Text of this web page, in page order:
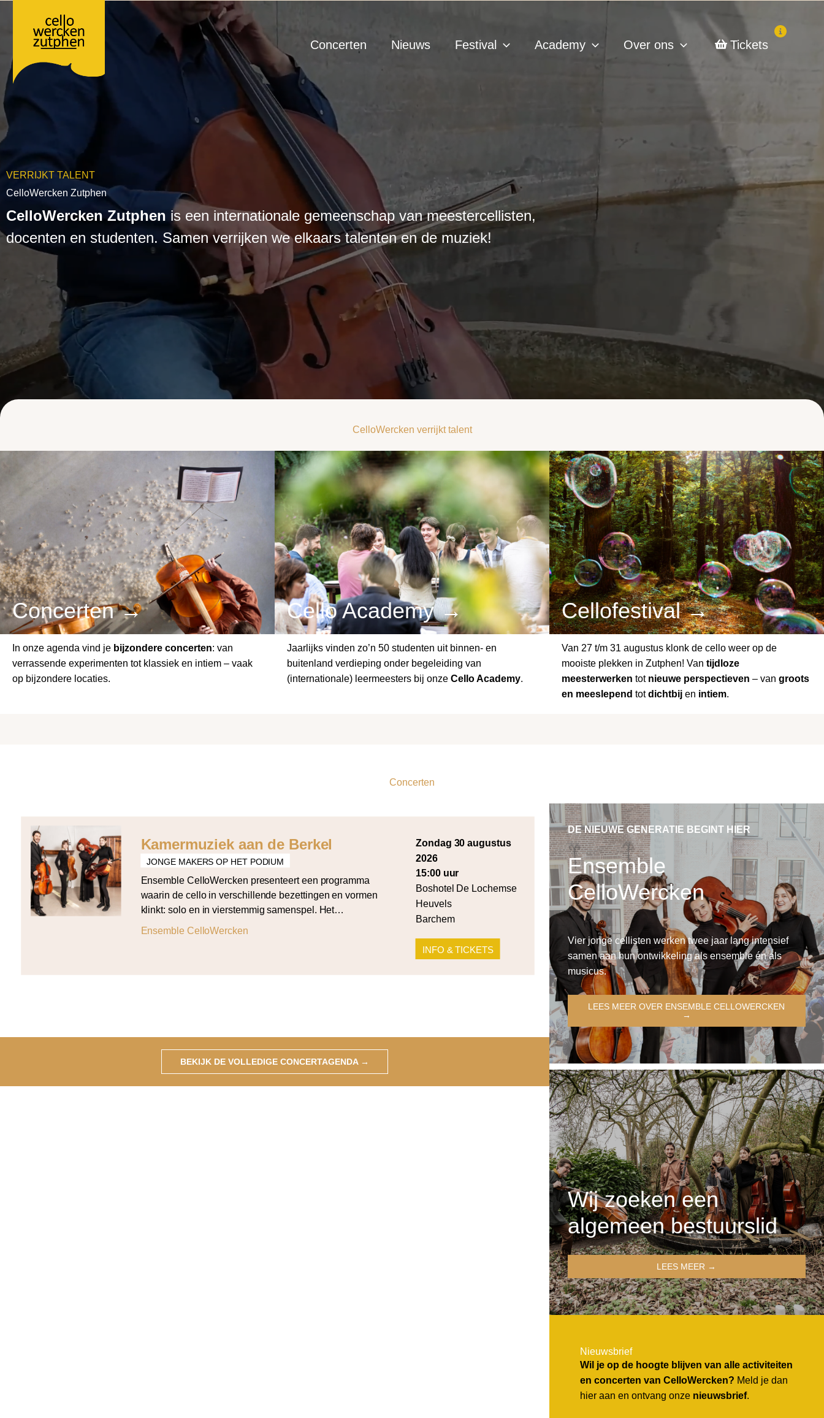
Concerten Nieuws Festival Academy Over ons Tickets
VERRIJKT TALENT
CelloWercken Zutphen
CelloWercken Zutphen is een internationale gemeenschap van meestercellisten,
docenten en studenten. Samen verrijken we elkaars talenten en de muziek!
CelloWercken verrijkt talent
Concerten →
In onze agenda vind je bijzondere concerten: van
verrassende experimenten tot klassiek en intiem – vaak
op bijzondere locaties.
Cello Academy →
Jaarlijks vinden zo’n 50 studenten uit binnen- en
buitenland verdieping onder begeleiding van
(internationale) leermeesters bij onze Cello Academy.
Cellofestival →
Van 27 t/m 31 augustus klonk de cello weer op de
mooiste plekken in Zutphen! Van tijdloze
meesterwerken tot nieuwe perspectieven – van groots
en meeslepend totdichtbij en intiem.
Concerten
Kamermuziek aan de Berkel
JONGE MAKERS OP HET PODIUM
Ensemble CelloWercken presenteert een programma
waarin de cello in verschillende bezettingen en vormen
klinkt: solo en in vierstemmig samenspel. Het
Ensemble CelloWercken
zondag 30 augustus
2026
15:00 uur
Boshotel De Lochemse
Heuvels
Barchem
INFO & TICKETS
BEKIJK DE VOLLEDIGE CONCERTAGENDA →
DE NIEUWE GENERATIE BEGINT HIER
Ensemble
CelloWercken
Vier jonge cellisten werken twee jaar lang intensief
samen aan hun ontwikkeling als ensemble én als
musicus.
LEES MEER OVER ENSEMBLE CELLOWERCKEN
→
Wij zoeken een
algemeen bestuurslid
LEES MEER →
Nieuwsbrief
Wil je op de hoogte blijven van alle activiteiten
en concerten van CelloWercken? Meld je dan
hier aan en ontvang onze nieuwsbrief.